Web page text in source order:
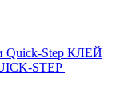
Quick-Step КЛЕЙ
STEP |